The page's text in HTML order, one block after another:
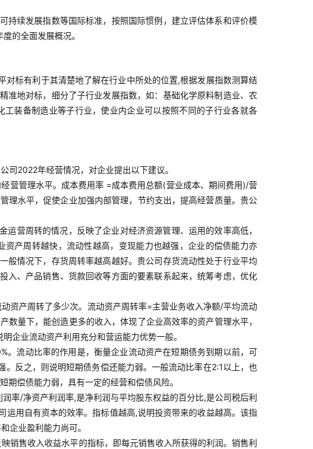
持续发展指数等国际标准，按照国际惯例，建立评估体系和评价模
的全面发展概况。
标有利于其清楚地了解在行业中所处的位置,根据发展指数测算结
准地对标，细分了子行业发展指数，如：基础化学原料制造业、农
装备制造业等子行业，使业内企业可以按照不同的子行业各就各
2022年经营情况，对企业提出以下建议。
营管理水平。成本费用率 =成本费用总额(营业成本、期间费用)/营
理水平，促使企业加强内部管理，节约支出，提高经营质量。贵公
营周转的情况，反映了企业对经济资源管理、运用的效率高低，
产周转越快，流动性越高，变现能力也越强，企业的偿债能力亦
般情况下，存货周转率越高越好。贵公司存货流动性处于行业平均
入、产品销售、货款回收等方面的要素联系起来，统筹考虑，优化
资产周转了多少次。流动资产周转率=主营业务收入净额/平均流动
量下，能创造更多的收入，体现了企业高效率的资产管理水平，
企业流动资产利用充分和营运能力优势一般。
流动比率的作用是，衡量企业流动资产在短期债务到期以前，可
反之，则说明短期债务偿还能力弱。一般流动比率在2:1以上，也
偿债能力弱，具有一定的经营和偿债风险。
率/净资产利润率,是净利润与平均股东权益的百分比,是公司税后利
用自有资本的效率。指标值越高,说明投资带来的收益越高。该指
企业盈利能力尚可。
销售收入收益水平的指标，即每元销售收入所获得的利润。销售利